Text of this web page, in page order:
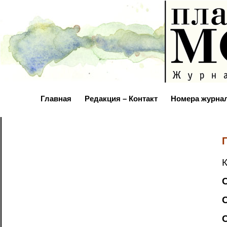
Главная Редакция – Контакт Номера